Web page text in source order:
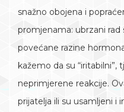
snažno obojena i
promjenama: ubrzani rad
povećane razine
kažemo da su “iritabilni”,
neprimjerene reakcije.
prijatelja ili su usamljeni i